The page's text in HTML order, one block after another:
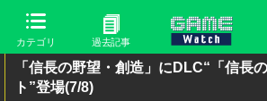
カテゴリ 過去記事
「信長の野望・創造」にDLC“「信長
ト”登場(7/8)